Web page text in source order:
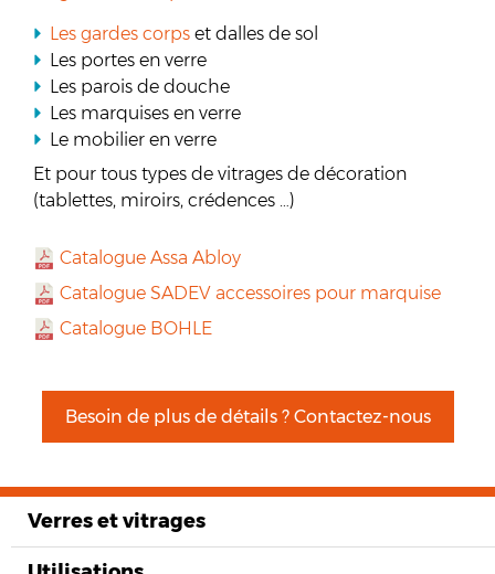
Les gardes corps et dalles de sol
Les portes en verre
Les parois de douche
Les marquises en verre
Le mobilier en verre
Et pour tous types de vitrages de décoration
(tablettes, miroirs, crédences …)
Catalogue Assa Abloy
Catalogue SADEV accessoires pour marquise
Catalogue BOHLE
Besoin de plus de détails ? Contactez-nous
Verres et vitrages